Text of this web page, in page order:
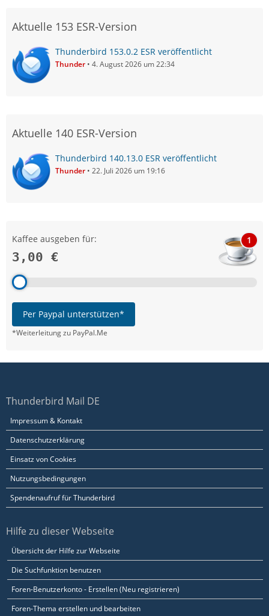
Aktuelle 153 ESR-Version
Thunderbird 153.0.2 ESR veröffentlicht
Thunder 4. August 2026 um 22:34
Aktuelle 140 ESR-Version
Thunderbird 140.13.0 ESR veröffentlicht
Thunder 22. Juli 2026 um 19:16
Kaffee ausgeben für:
3,00 €
1
Per Paypal unterstützen*
*Weiterleitung zu PayPal.Me
Thunderbird Mail DE
Impressum & Kontakt
Datenschutzerklärung
Einsatz von Cookies
Nutzungsbedingungen
Spendenaufruf für Thunderbird
Hilfe zu dieser Webseite
Übersicht der Hilfe zur Webseite
Die Suchfunktion benutzen
Foren-Benutzerkonto - Erstellen (Neu registrieren)
Foren-Thema erstellen und bearbeiten